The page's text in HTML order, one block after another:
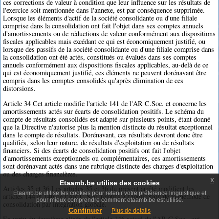
ces corrections de valeur à condition que leur influence sur les résultats de
l'exercice soit mentionnée dans l'annexe, est par conséquence supprimée.
Lorsque les éléments d'actif de la société consolidante ou d'une filiale
comprise dans la consolidation ont fait l'objet dans ses comptes annuels
d'amortissements ou de réductions de valeur conformément aux dispositions
fiscales applicables mais excédant ce qui est économiquement justifié, ou
lorsque des passifs de la société consolidante ou d'une filiale comprise dans
la consolidation ont été actés, constitués ou évalués dans ses comptes
annuels conformément aux dispositions fiscales applicables, au-delà de ce
qui est économiquement justifié, ces éléments ne peuvent dorénavant être
compris dans les comptes consolidés qu'après élimination de ces
distorsions.
Article 34 Cet article modifie l'article 141 de l'AR C.Soc. et concerne les
amortissements actés sur écarts de consolidation positifs. Le schéma du
compte de résultats consolidés est adapté sur plusieurs points, étant donné
que la Directive n'autorise plus la mention distincte du résultat exceptionnel
dans le compte de résultats. Dorénavant, ces résultats devront donc être
qualifiés, selon leur nature, de résultats d'exploitation ou de résultats
financiers. Si des écarts de consolidation positifs ont fait l'objet
d'amortissements exceptionnels ou complémentaires, ces amortissements
sont dorénavant actés dans une rubrique distincte des charges d'exploitation
ou des charges financières.
Articles 35 et 36 Les articles 35 et 36 du présent arrêté modifient les
articles 144 et 146 de l'AR C.Soc. relatifs à l'application de la méthode de
consolidation par intégration globale.
Etaamb.be utilise des cookies
Etaamb.be utilise les cookies pour retenir votre préférence linguistique et
pour mieux comprendre comment etaamb.be est utilisé.
Continuer Plus de details
x